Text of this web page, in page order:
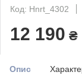
Код: Hnrt_4302
12 190 ₴
Опис